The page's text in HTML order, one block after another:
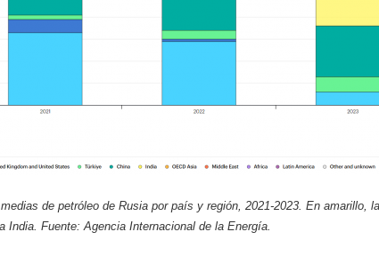
de petróleo de Rusia por país y región, 2021-2023. En amarillo,
India. Fuente: Agencia Internacional de la Energía.